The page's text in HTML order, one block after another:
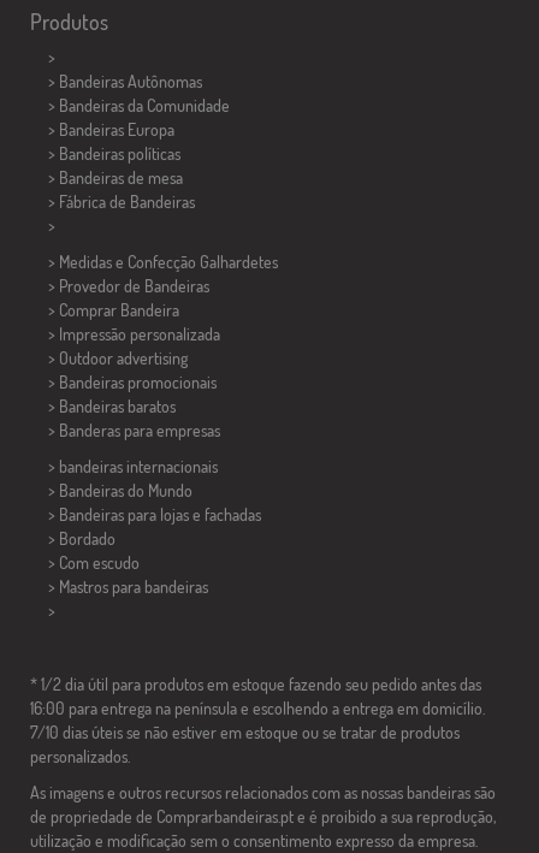
Produtos
>
> Bandeiras Autônomas
> Bandeiras da Comunidade
> Bandeiras Europa
> Bandeiras políticas
> Bandeiras de mesa
> Fábrica de Bandeiras
>
> Medidas e Confecção Galhardetes
> Provedor de Bandeiras
> Comprar Bandeira
> Impressão personalizada
> Outdoor advertising
> Bandeiras promocionais
> Bandeiras baratos
> Banderas para empresas
> bandeiras internacionais
> Bandeiras do Mundo
> Bandeiras para lojas e fachadas
> Bordado
> Com escudo
> Mastros para bandeiras
>
* 1/2 dia útil para produtos em estoque fazendo seu pedido antes das
16:00 para entrega na península e escolhendo a entrega em domicílio.
7/10 dias úteis se não estiver em estoque ou se tratar de produtos
personalizados.
As imagens e outros recursos relacionados com as nossas bandeiras são
de propriedade de Comprarbandeiras.pt e é proibido a sua reprodução,
utilização e modificação sem o consentimento expresso da empresa.